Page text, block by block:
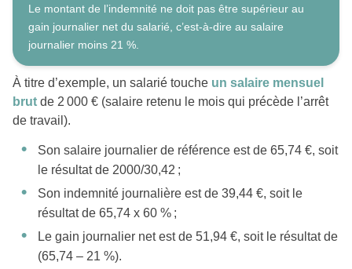
Le montant de l’indemnité ne doit pas être supérieur au
gain journalier net du salarié, c’est-à-dire au salaire
journalier moins 21 %.
À titre d’exemple, un salarié touche un salaire mensuel
brut de 2 000 € (salaire retenu le mois qui précède l’arrêt
de travail).
Son salaire journalier de référence est de 65,74 €, soit
le résultat de 2000/30,42 ;
Son indemnité journalière est de 39,44 €, soit le
résultat de 65,74 x 60 % ;
Le gain journalier net est de 51,94 €, soit le résultat de
(65,74 – 21 %).